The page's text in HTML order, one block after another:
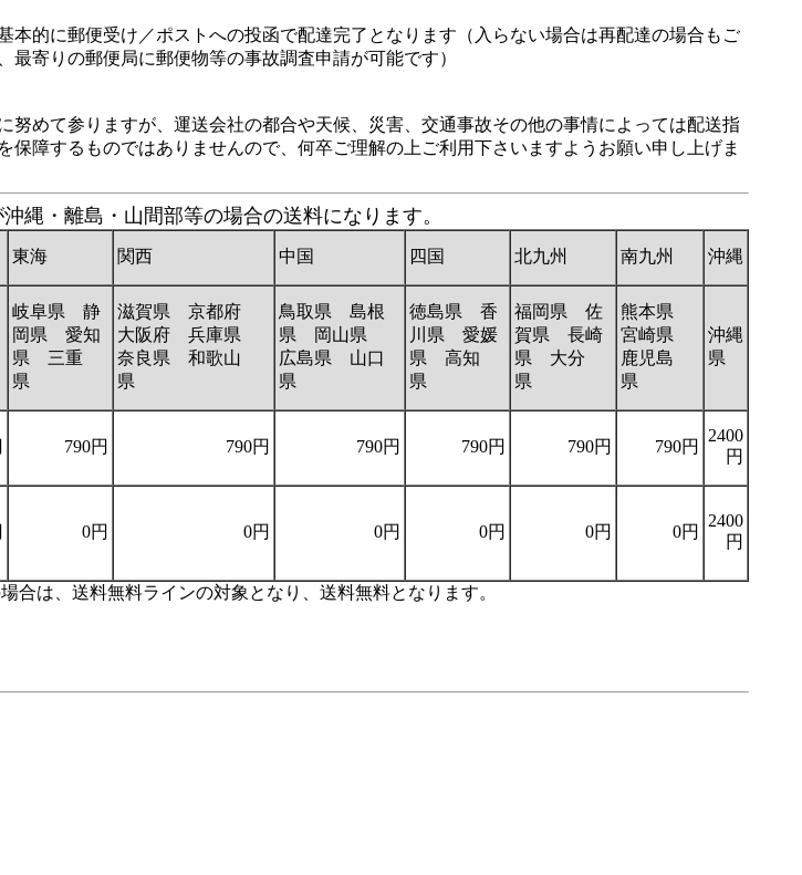
的に郵便受け／ポストへの投函で配達完了となります（入らない場合は再配達の場合もご
寄りの郵便局に郵便物等の事故調査申請が可能です）
めて参りますが、運送会社の都合や天候、災害、交通事故その他の事情によっては配送指
障するものではありませんので、何卒ご理解の上ご利用下さいますようお願い申し上げま
縄・離島・山間部等の場合の送料になります。
東海 関西 中国 四国 北九州 南九州 沖縄
岐阜県 静
岡県 愛知
県 三重
県
滋賀県 京都府
大阪府 兵庫県
奈良県 和歌山
県
鳥取県 島根
県 岡山県
広島県 山口
県
徳島県 香
川県 愛媛
県 高知
県
福岡県 佐
賀県 長崎
県 大分
県
熊本県
宮崎県
鹿児島
県
沖縄
県
790円 790円 790円 790円 790円 790円
2400
円
0円 0円 0円 0円 0円 0円
2400
円
は、送料無料ラインの対象となり、送料無料となります。